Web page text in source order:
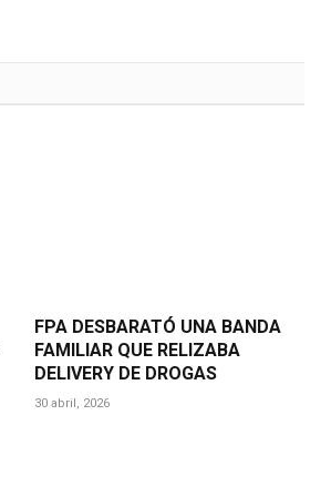
FPA DESBARATÓ UNA BANDA
FAMILIAR QUE RELIZABA
DELIVERY DE DROGAS
30 abril, 2026